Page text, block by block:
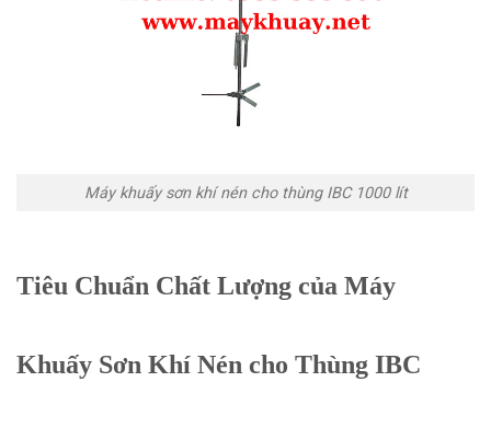
Máy khuấy sơn khí nén cho thùng IBC 1000 lít
Tiêu Chuẩn Chất Lượng của Máy
Khuấy Sơn Khí Nén cho Thùng IBC